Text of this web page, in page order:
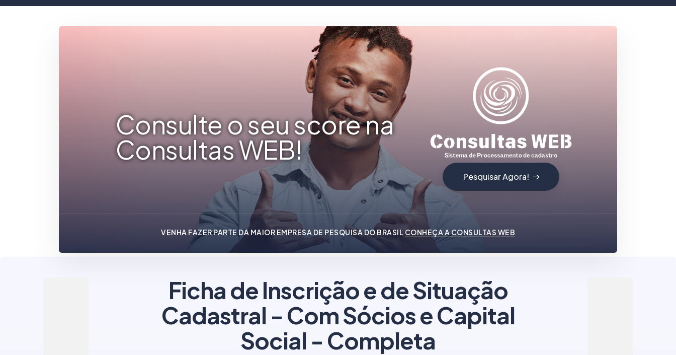
Consulte o seu score na
Consultas WEB!
Pesquisar Agora!
VENHA FAZER PARTE DA MAIOR EMPRESA DE PESQUISA DO BRASIL CONHEÇA A CONSULTAS WEB
Ficha de Inscrição e de Situação
Cadastral - Com Sócios e Capital
Social - Completa